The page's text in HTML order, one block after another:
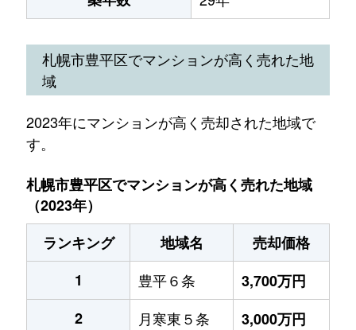
札幌市豊平区でマンションが高く売れた地
域
2023年にマンションが高く売却された地域で
す。
札幌市豊平区でマンションが高く売れた地域
（2023年）
ランキング
地域名
売却価格
1
豊平６条
3,700万円
2
月寒東５条
3,000万円